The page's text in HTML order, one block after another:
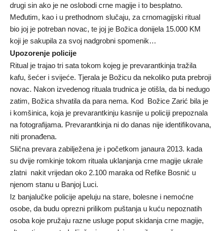
drugi sin ako je ne oslobodi crne magije i to besplatno.
Međutim, kao i u prethodnom slučaju, za crnomagijski ritual
bio joj je potreban novac, te joj je Božica donijela 15.000 KM
koji je sakupila za svoj nadgrobni spomenik…
Upozorenje policije
Ritual je trajao tri sata tokom kojeg je prevarantkinja tražila
kafu, šećer i svijeće. Tjerala je Božicu da nekoliko puta prebroji
novac. Nakon izvedenog rituala trudnica je otišla, da bi nedugo
zatim, Božica shvatila da para nema. Kod Božice Zarić bila je
i komšinica, koja je prevarantkinju kasnije u policiji prepoznala
na fotografijama. Prevarantkinja ni do danas nije identifikovana,
niti pronađena.
Slična prevara zabilježena je i početkom janaura 2013. kada
su dvije romkinje tokom rituala uklanjanja crne magije ukrale
zlatni nakit vrijedan oko 2.100 maraka od Refike Bosnić u
njenom stanu u Banjoj Luci.
Iz banjalučke policije apeluju na stare, bolesne i nemoćne
osobe, da budu oprezni prilikom puštanja u kuću nepoznatih
osoba koje pružaju razne usluge poput skidanja crne magije,